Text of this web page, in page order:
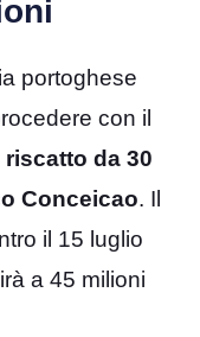
portoghese
con il
da 30
Conceicao. Il
il 15 luglio
a 45 milioni